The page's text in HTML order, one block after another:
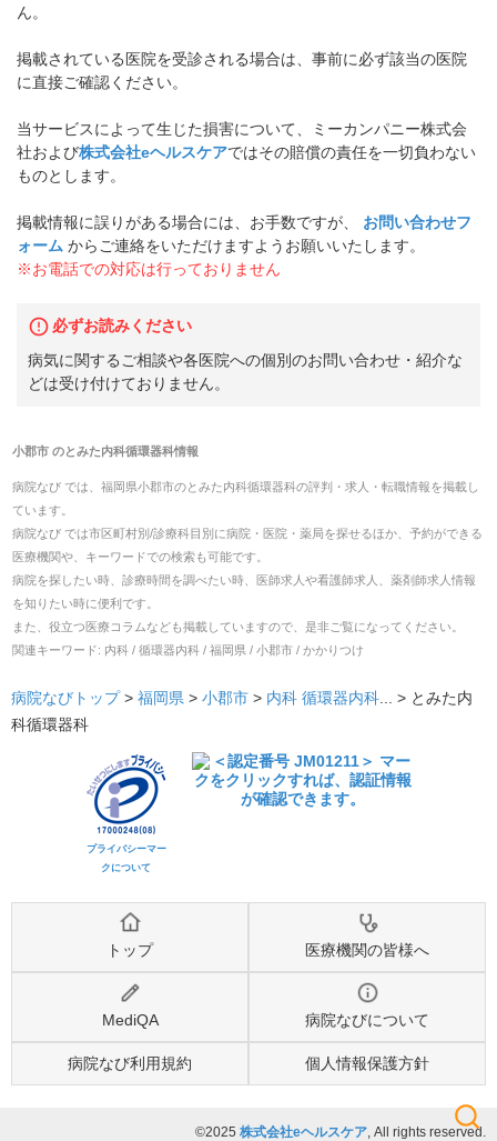
ん。
掲載されている医院を受診される場合は、事前に必ず該当の医院
に直接ご確認ください。
当サービスによって生じた損害について、ミーカンパニー株式会
社および株式会社eヘルスケアではその賠償の責任を一切負わない
ものとします。
掲載情報に誤りがある場合には、お手数ですが、
お問い合わせフ
ォーム からご連絡をいただけますようお願いいたします。
※お電話での対応は行っておりません
必ずお読みください
病気に関するご相談や各医院への個別のお問い合わせ・紹介な
どは受け付けておりません。
小郡市のとみた内科循環器科情報
病院なび では、 福岡県小郡市のとみた内科循環器科の評判・求人・転職情報を掲載し
ています。
病院なび では市区町村別/診療科目別に病院・医院・薬局を探せるほか、予約ができる
医療機関や、キーワードでの検索も可能です。
病院を探したい時、診療時間を調べたい時、医師求人や看護師求人、薬剤師求人情報
を知りたい時に便利です。
また、役立つ医療コラムなども掲載していますので、是非ご覧になってください。
関連キーワード: 内科 / 循環器内科 / 福岡県 / 小郡市 / かかりつけ
病院なびトップ > 福岡県 > 小郡市 > 内科 循環器内科 ... > とみた内
科循環器科
プライバシーマー
クについて
トップ 医療機関の皆様へ
MediQA 病院なびについて
病院なび利用規約 個人情報保護方針
©2025 株式会社eヘルスケア, All rights reserved.